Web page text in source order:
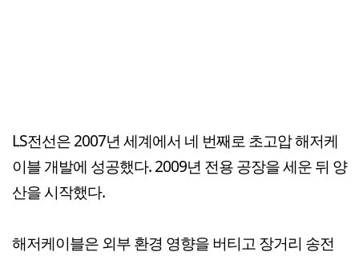
LS전선은 2007년 세계에서 네 번째로 초고압 해저케
이블 개발에 성공했다. 2009년 전용 공장을 세운 뒤 양
산을 시작했다.
해저케이블은 외부 환경 영향을 버티고 장거리 송전